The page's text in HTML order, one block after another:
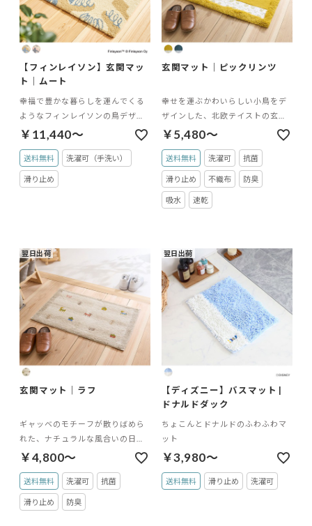
【フィンレイソン】玄関マッ
ト｜ムート
幸福で豊かな暮らしを運んでくる
ようなフィンレイソンの鳥デザイ
ンラグ
￥11,440～
送料無料 洗濯可（手洗い）
滑り止め
玄関マット｜ピックリンツ
幸せを運ぶかわいらしい小鳥をデ
ザインした、北欧テイストの玄関
マット
￥5,480～
送料無料 洗濯可 抗菌
滑り止め 不織布 防臭
吸水 速乾
翌日出荷
玄関マット｜ラフ
ギャッベのモチーフが散りばめら
れた、ナチュラルな風合いの日本
製ウィルトン織マット
￥4,800～
送料無料 洗濯可 抗菌
滑り止め 防臭
翌日出荷
【ディズニー】バスマット |
ドナルドダック
ちょこんとドナルドのふわふわマ
ット
￥3,980～
送料無料 滑り止め 洗濯可